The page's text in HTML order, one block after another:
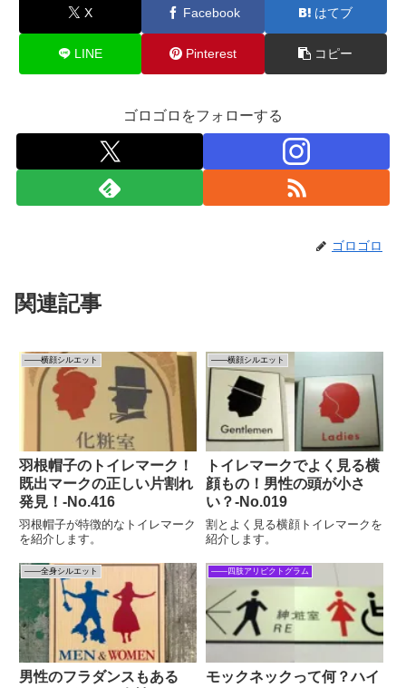
X Facebook はてブ
LINE Pinterest コピー
ゴロゴロをフォローする
ゴロゴロ
関連記事
――横顔シルエット
羽根帽子のトイレマーク！
既出マークの正しい片割れ
発見！‐No.416
羽根帽子が特徴的なトイレマーク
を紹介します。
――横顔シルエット
トイレマークでよく見る横
顔もの！男性の頭が小さ
い？-No.019
割とよく見る横顔トイレマークを
紹介します。
――全身シルエット
男性のフラダンスもある
――四肢アリピクトグラム
モックネックって何？ハイ